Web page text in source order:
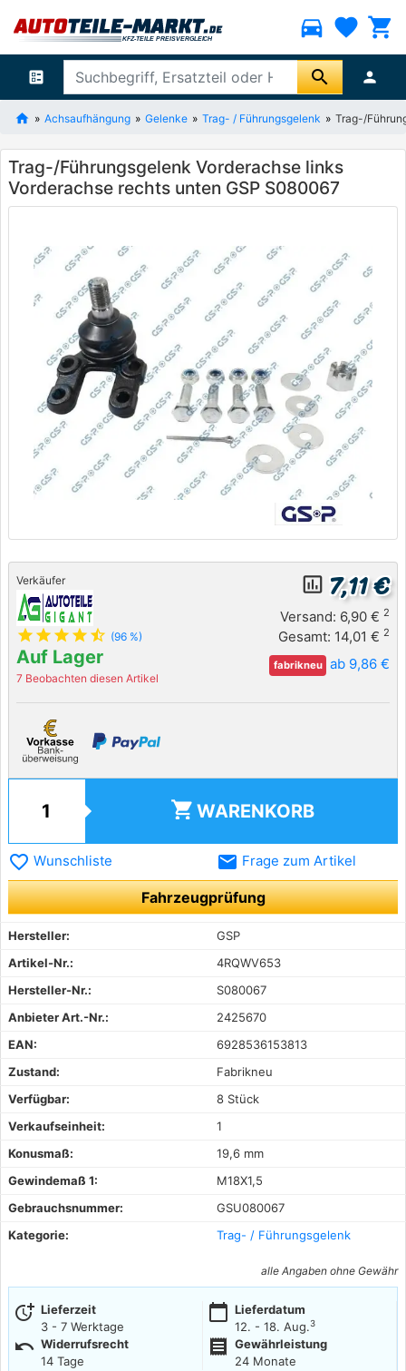
directions_car favorite shopping_cart
ballot search person
Achsaufhängung Gelenke Trag- / Führungsgelenk Trag-/
Trag-/Führungsgelenk Vorderachse links
Vorderachse rechts unten GSP S080067
Verkäufer
star star star star star_half (96 %)
Auf Lager
7 Beobachten diesen Artikel
insert_chart_outlined 7,11 €
Versand: 6,90 € 2
Gesamt: 14,01 € 2
fabrikneu ab 9,86 €
shopping_cart WARENKORB
favorite_border Wunschliste email Frage zum Artikel
Fahrzeugprüfung
Hersteller:
GSP
Artikel-Nr.:
4RQWV653
Hersteller-Nr.:
S080067
Anbieter Art.-Nr.:
2425670
EAN:
6928536153813
Zustand:
Fabrikneu
Verfügbar:
8 Stück
Verkaufseinheit:
1
Konusmaß:
19,6 mm
Gewindemaß 1:
M18X1,5
Gebrauchsnummer:
GSU080067
Kategorie:
Trag- / Führungsgelenk
alle Angaben ohne Gewähr
more_time Lieferzeit
3 - 7 Werktage
calendar_today Lieferdatum
12. - 18. Aug.3
undo Widerrufsrecht
14 Tage
receipt
Gewährleistung
24 Monate